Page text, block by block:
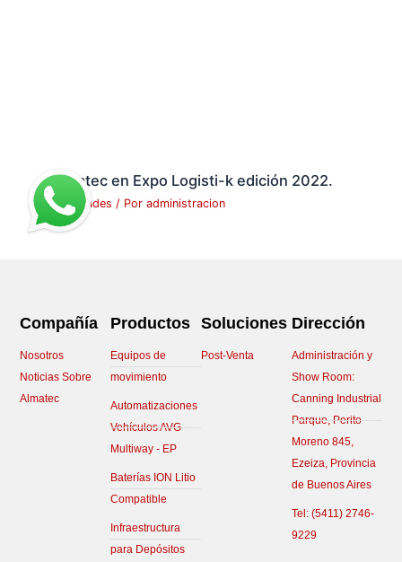
Almatec en Expo Logisti-k edición 2022.
Novedades / Poradministracion
Compañía
Nosotros
Noticias Sobre
Almatec
Productos
Equipos de
movimiento
Automatizaciones
Vehículos AVG
Multiway - EP
Baterías ION Litio
Compatible
Infraestructura
para Depósitos
Soluciones
Post-Venta
Dirección
Administración y
Show Room:
Canning Industrial
Parque, Perito
Moreno 845,
Ezeiza, Provincia
de Buenos Aires
Tel: (5411) 2746-
9229